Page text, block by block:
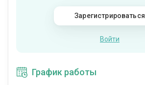
Зарегистрироваться
Войти
График работы